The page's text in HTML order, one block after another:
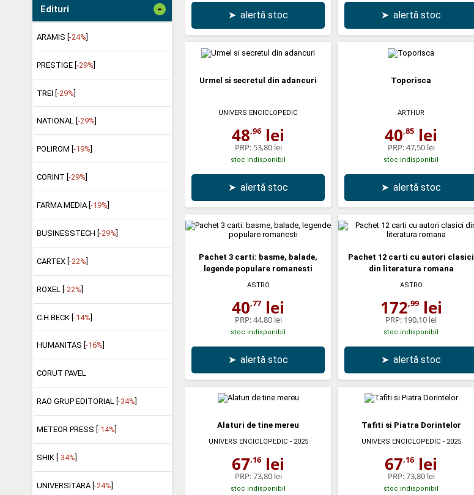
Edituri -
ARAMIS [ -24%
PRESTIGE [-29%]
TREI [-29%]
NATIONAL [ -29%
POLIROM [ -19%
CORINT [ -29%
FARMA MEDIA [ -19%
BUSINESSTECH [ -29%
CARTEX [ -22%
ROXEL [-22%]
C.H.BECK [-14%]
HUMANITAS [ -16%
CORUT PAVEL
RAO GRUP EDITORIAL [ -34%
METEOR PRESS [ -14%
SHIK [ -34%
UNIVERSITARA [ -24%
➤ alertă stoc ➤ alertă stoc
Urmel si secretul din adancuri
UNIVERS ENCICLOPEDIC
48,96 lei
PRP: 53,80 lei
stoc indisponibil
➤ alertă stoc
Toporisca
ARTHUR
40,85 lei
PRP:47,50 lei
stoc indisponibil
➤ alertă stoc
Pachet 3 carti: basme, balade,
legende populare romanesti
ASTRO
40,77 lei
PRP:44,80 lei
stoc indisponibil
➤ alertă stoc
Pachet 12 carti cu autori clasici
din literatura romana
ASTRO
172,99lei
PRP: 190,10 lei
stoc indisponibil
➤ alertă stoc
Alaturi de tine mereu
UNIVERS ENCICLOPEDIC - 2025
67,16 lei
PRP:73,80 lei
stoc indisponibil
Tafiti si Piatra Dorintelor
UNIVERS ENCICLOPEDIC - 2025
67,16 lei
PRP:73,80 lei
stoc indisponibil